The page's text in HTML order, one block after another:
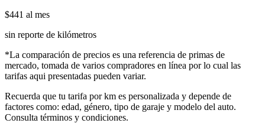
$441 al mes
sin reporte de kilómetros
*La comparación de precios es una referencia de primas de
mercado, tomada de varios compradores en línea por lo cual las
tarifas aqui presentadas pueden variar.
Recuerda que tu tarifa por km es personalizada y depende de
factores como: edad, género, tipo de garaje y modelo del auto.
Consulta términos y condiciones.